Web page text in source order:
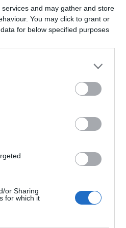
and may gather and store
You may click to grant or
for below specified purposes
or Sharing
for which it
emellett olyan, a növendékek
Az új iskolaépület
mert a múlt elismerése,
9,7 milliárd uniós
megkezdődik, 2009 második
központ várja majd a
nemcsak a
amelyek egy